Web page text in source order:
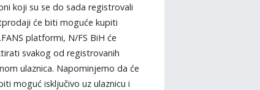
koji su se do sada registrovali
će biti moguće kupiti
platformi, N/FS BiH će
svakog od registrovanih
ulaznica. Napominjemo da će
moguć isključivo uz ulaznicu i